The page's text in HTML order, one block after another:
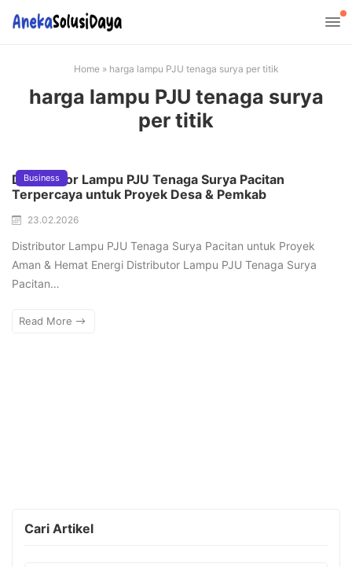
Home» harga lampu PJU tenaga surya per titik
harga lampu PJU tenaga surya
per titik
Business
Distributor Lampu PJU Tenaga Surya Pacitan
Terpercaya untuk Proyek Desa & Pemkab
23.02.2026
Distributor Lampu PJU Tenaga Surya Pacitan untuk Proyek
Aman & Hemat Energi Distributor Lampu PJU Tenaga Surya
Pacitan…
Read More
Cari Artikel